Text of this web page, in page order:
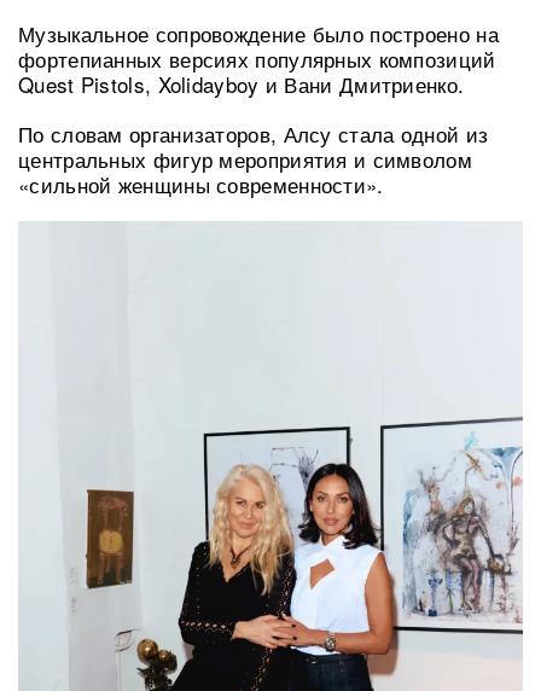
Музыкальное сопровождение было построено на
фортепианных версиях популярных композиций
Quest Pistols, Xolidayboy и Вани Дмитриенко.
По словам организаторов, Алсу стала одной из
центральных фигур мероприятия и символом
«сильной женщины современности».